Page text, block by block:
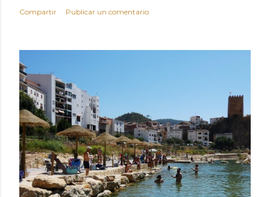
Compartir Publicar un comentario